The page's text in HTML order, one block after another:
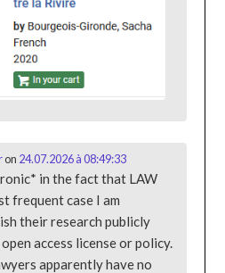
on 24.07.2026 à 08:49:33
in the fact that LAW
frequent case I am
their research publicly
access license or policy.
apparently have no